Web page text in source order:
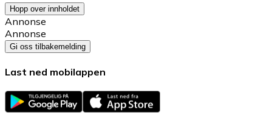
Hopp over innholdet
Annonse
Annonse
Gi oss tilbakemelding
Last ned mobilappen